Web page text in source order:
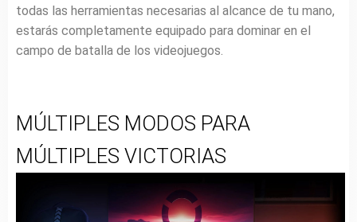
todas las herramientas necesarias al alcance de tu mano,
estarás completamente equipado para dominar en el
campo de batalla de los videojuegos.
MÚLTIPLES MODOS PARA
MÚLTIPLES VICTORIAS